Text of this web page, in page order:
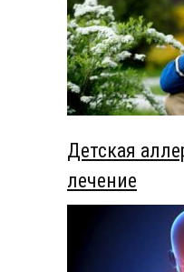
Детская
лечение